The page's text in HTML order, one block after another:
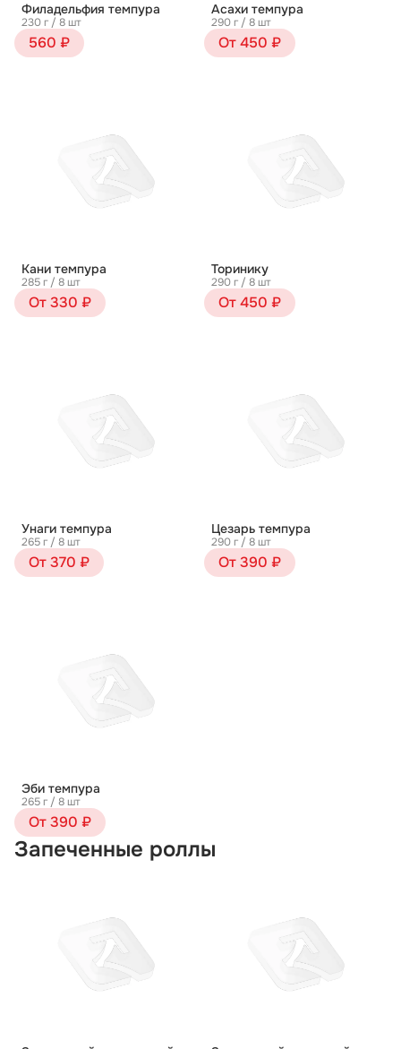
Филадельфия темпура
230 г / 8 шт
560 ₽
Асахи темпура
290 г / 8 шт
От 450 ₽
Кани темпура
285 г / 8 шт
От 330 ₽
Торинику
290 г / 8 шт
От 450 ₽
Унаги темпура
265 г / 8 шт
От 370 ₽
Цезарь темпура
290 г / 8 шт
От 390 ₽
Эби темпура
265 г / 8 шт
От 390 ₽
Запеченные роллы